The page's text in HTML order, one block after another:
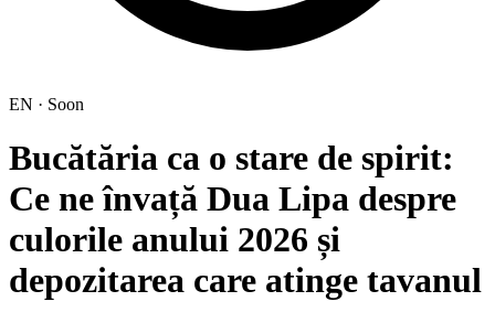
EN · Soon
Bucătăria ca o stare de spirit:
Ce ne învață Dua Lipa despre
culorile anului 2026 și
depozitarea care atinge tavanul